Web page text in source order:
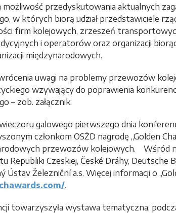
możliwość przedyskutowania aktualnych
w których biorą udział przedstawiciele
firm kolejowych, zrzeszeń
i operatorów oraz organizacji
międzynarodowych.
uwagi na problemy przewozów
wzywający do poprawienia
– zob. załącznik.
galowego pierwszego dnia
członkom OSŻD nagrodę „Golden
przewozów kolejowych. Wśród
Republiki Czeskiej, České Dráhy, Deutsche
Ústav Železniční a.s. Więcej informacji o
.
towarzyszyła wystawa tematyczna,